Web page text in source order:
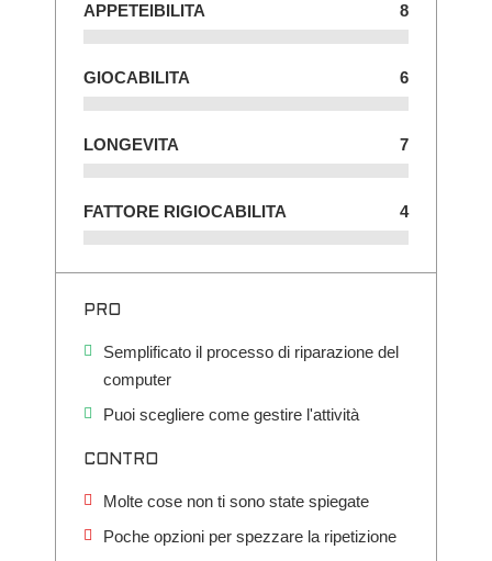
APPETEIBILITA 8
GIOCABILITA 6
LONGEVITA 7
FATTORE RIGIOCABILITA 4
PRO
Semplificato il processo di riparazione del
computer
Puoi scegliere come gestire l'attività
CONTRO
Molte cose non ti sono state spiegate
Poche opzioni per spezzare la ripetizione